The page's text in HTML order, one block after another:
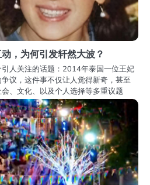
，为何引发轩然大波？
人关注的话题：2014年泰国一位王妃
议，这件事不仅让人觉得新奇，甚至
、文化、以及个人选择等多重议题